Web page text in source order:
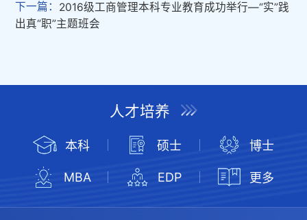
下一篇： 2016级工商管理本科专业教育成功举行—“实”践
出真“职”主题班会
人才培养
本科 硕士 博士
MBA EDP 更多